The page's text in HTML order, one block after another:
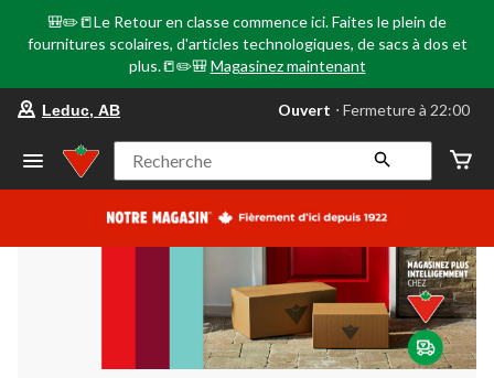
🎒✏️📒Le Retour en classe commence ici. Faites le plein de
fournitures scolaires, d'articles technologiques, de sacs à dos et
plus.📒✏️🎒 Magasinez maintenant
votre
préféré
Leduc,
AB,
courament
Fermeture
à
22:00
cliquer
pour
changer
Leduc, AB Ouvert ⋅ Fermeture à 22:00
Recherche